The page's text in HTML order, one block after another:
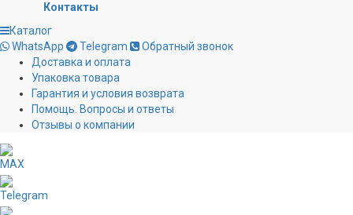
Контакты
Каталог
WhatsApp
Telegram
Обратный звонок
Доставка и оплата
Упаковка товара
Гарантия и условия возврата
Помощь. Вопросы и ответы
Отзывы о компании
MAX
Telegram